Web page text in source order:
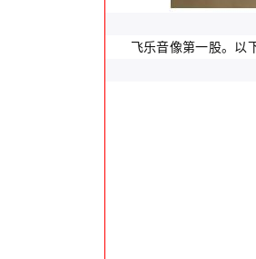
飞乐音像第一股。以